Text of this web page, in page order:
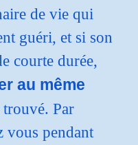
de vie qui
guéri, et si son
courte durée,
au même
Par
vous pendant